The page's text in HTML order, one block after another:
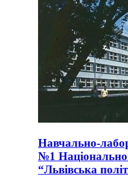
Навчально-
№1
“Львівська